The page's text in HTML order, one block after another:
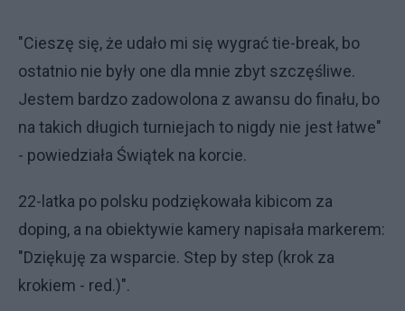
"Cieszę się, że udało mi się wygrać tie-break, bo
ostatnio nie były one dla mnie zbyt szczęśliwe.
Jestem bardzo zadowolona z awansu do finału, bo
na takich długich turniejach to nigdy nie jest łatwe"
- powiedziała Świątek na korcie.
22-latka po polsku podziękowała kibicom za
doping, a na obiektywie kamery napisała markerem:
"Dziękuję za wsparcie. Step by step (krok za
krokiem - red.)".